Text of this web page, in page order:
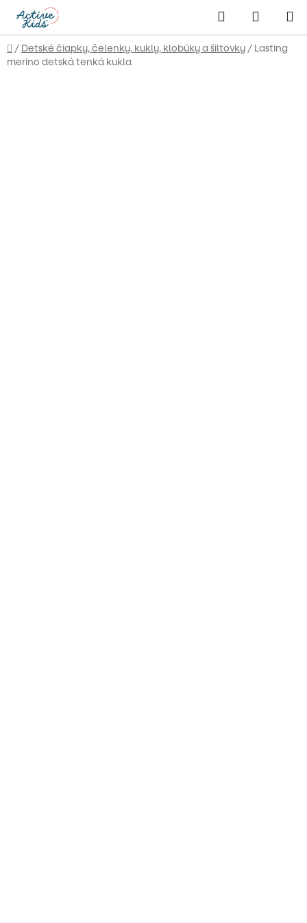
obsah
Hľadať
KOŠÍK
Domov
/ Detské čiapky, čelenky, kukly, klobúky a šiltovky/ Lasting
merino detská tenká kukla